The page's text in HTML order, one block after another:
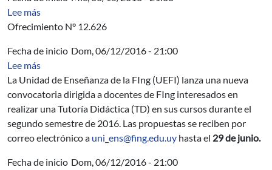
Lee mássobre AUCI - "Experiencia Startup Nation" para
Ofrecimiento N° 12.626
Fecha de inicio Dom, 06/12/2016 - 21:00
Lee mássobre Segundo llamado a Tutorías Didácticas 2016
La Unidad de Enseñanza de la FIng (UEFI) lanza una nueva
convocatoria dirigida a docentes de FIng interesados en
realizar una Tutoría Didáctica (TD) en sus cursos durante el
segundo semestre de 2016. Las propuestas se reciben por
correo electrónico a uni_ens@fing.edu.uy hasta el 29 de junio.
Fecha de inicio Dom, 06/12/2016 - 21:00